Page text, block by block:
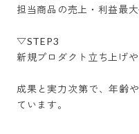
担当商品の売上・利益最
▽STEP3
新規プロダクト立ち上げ
成果と実力次第で、年齢
ています。